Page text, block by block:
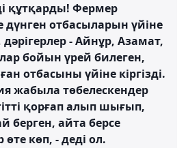
құтқарды! Фермер
отбасыларын үйіне
- Айнұр, Азамат,
бойын үрей билеген,
отбасыны үйіне кіргізді.
жабыла төбелескендер
қорғап алып шығып,
берген, айта берсе
көп, - деді ол.